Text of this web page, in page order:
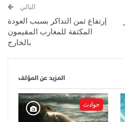
التالي
إرتفاع ثمن التداكر بسبب العودة
المكثفة للمغارب المقيمون
بالخارج
المزيد عن المؤلف
حوادث